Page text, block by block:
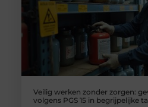
Veilig werken zonder zorgen:
volgens PGS 15 in begrijpelijke